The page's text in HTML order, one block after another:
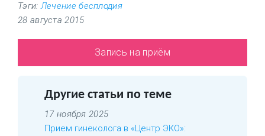
Тэги:Лечение бесплодия
28 августа 2015
Запись на приём
Другие статьи по теме
17 ноября 2025
Прием гинеколога в «Центр ЭКО»: